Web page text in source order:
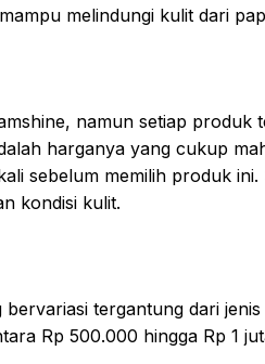
melindungi kulit dari
namun setiap produk
harganya yang cukup
sebelum memilih produk ini.
kondisi kulit.
tergantung dari
Rp 500.000 hingga Rp 1